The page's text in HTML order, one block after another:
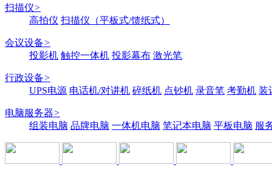
扫描仪>
高拍仪 扫描仪（平板式/馈纸式）
会议设备>
投影机 触控一体机 投影幕布 激光笔
行政设备>
UPS电源 电话机/对讲机 碎纸机 点钞机 录音笔 考勤机 装
电脑服务器>
组装电脑 品牌电脑 一体机电脑 笔记本电脑 平板电脑 服